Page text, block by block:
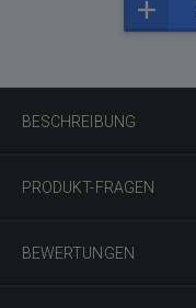
BESCHREIBUNG
PRODUKT-FRAGEN
BEWERTUNGEN